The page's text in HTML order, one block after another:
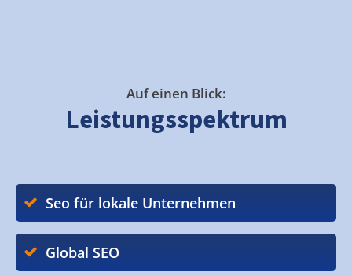
Auf einen Blick:
Leistungsspektrum
Seo für lokale Unternehmen
Global SEO